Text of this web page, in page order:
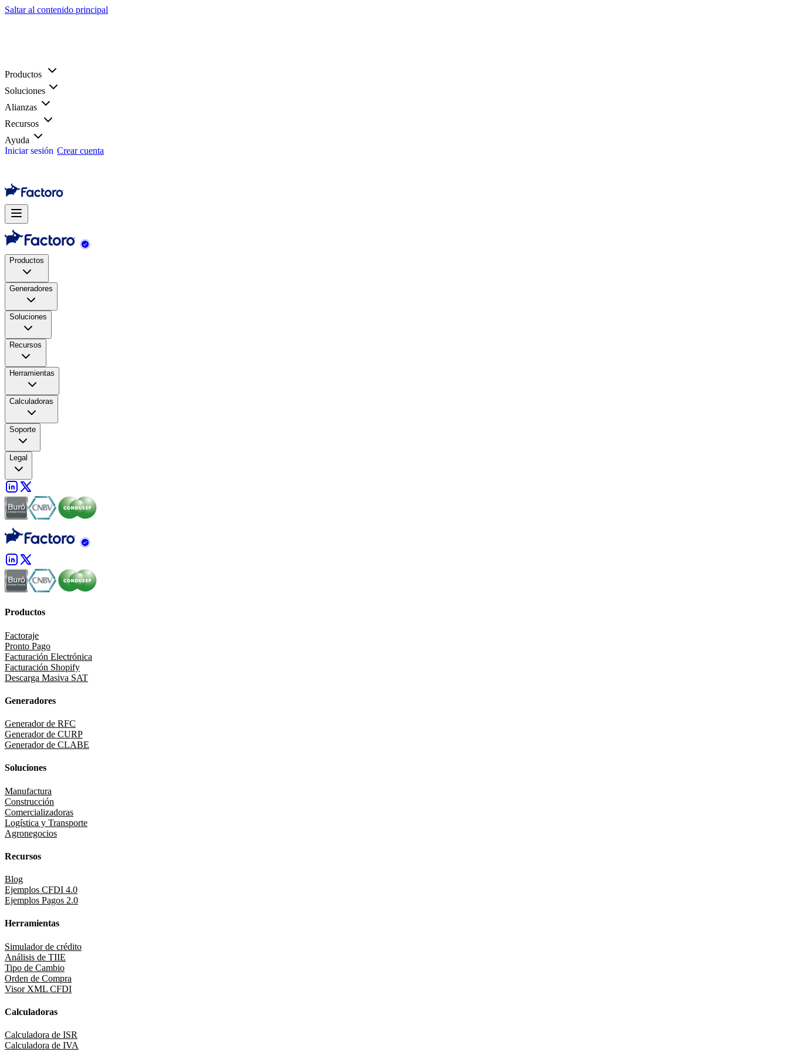
Saltar al contenido principal
Productos
Soluciones
Alianzas
Recursos
Ayuda
Iniciar sesión Crear cuenta
Productos
Generadores
Soluciones
Recursos
Herramientas
Calculadoras
Soporte
Legal
Productos
Factoraje
Pronto Pago
Facturación Electrónica
Facturación Shopify
Descarga Masiva SAT
Generadores
Generador de RFC
Generador de CURP
Generador de CLABE
Soluciones
Manufactura
Construcción
Comercializadoras
Logística y Transporte
Agronegocios
Recursos
Blog
Ejemplos CFDI 4.0
Ejemplos Pagos 2.0
Herramientas
Simulador de crédito
Análisis de TIIE
Tipo de Cambio
Orden de Compra
Visor XML CFDI
Calculadoras
Calculadora de ISR
Calculadora de IVA